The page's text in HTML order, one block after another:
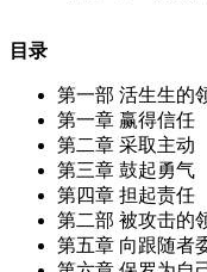
目录
第一部 活生生
第一章 赢得信任
第二章 采取主动
第三章 鼓起勇气
第四章 担起责任
第二部 被攻击
第五章 向跟随者